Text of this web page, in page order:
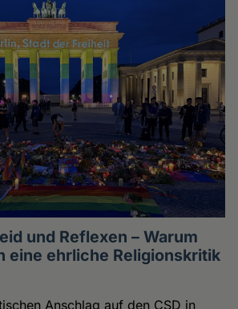
und Reflexen – Warum
eine ehrliche Religionskritik
Anschlag auf den CSD in